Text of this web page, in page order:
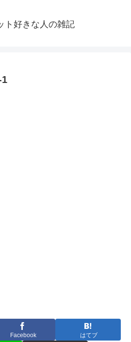
ト好きな人の雑記
1
Facebook はてブ